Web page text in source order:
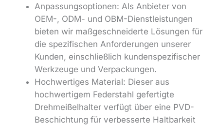
Anpassungsoptionen: Als Anbieter von
OEM-, ODM- und OBM-Dienstleistungen
bieten wir maßgeschneiderte Lösungen für
die spezifischen Anforderungen unserer
Kunden, einschließlich kundenspezifischer
Werkzeuge und Verpackungen.
Hochwertiges Material: Dieser aus
hochwertigem Federstahl gefertigte
Drehmeißelhalter verfügt über eine PVD-
Beschichtung für verbesserte Haltbarkeit